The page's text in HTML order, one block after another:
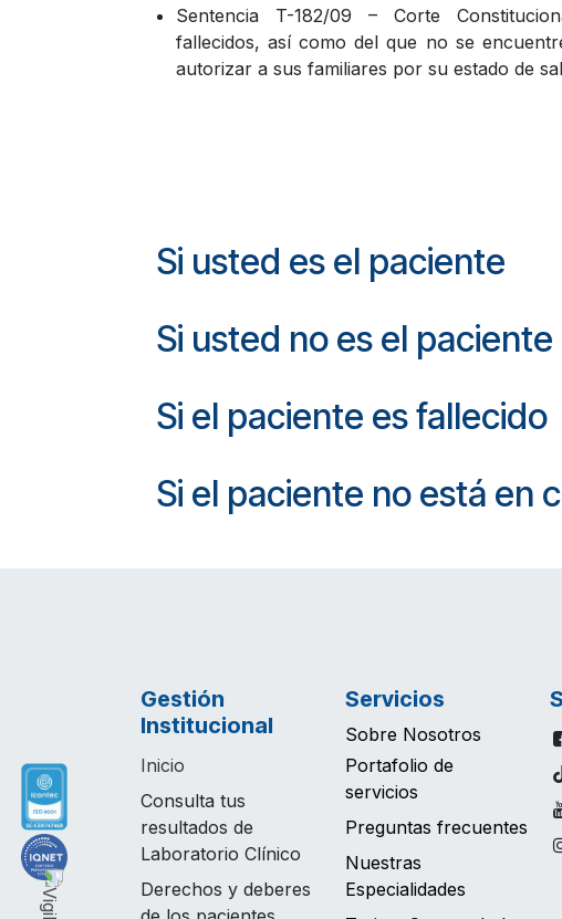
Sentencia T-182/09 – Corte
fallecidos, así como del que no se
autorizar a sus familiares por su estado de
Si usted es el paciente
Si usted no es el paciente
Si el paciente es fallecido
Si el paciente no está en
Gestión
Institucional
Inicio
Consulta tus
resultados de
Laboratorio Clínico
Derechos y deberes
Servicios
Sobre Nosotros
Portafolio de
servicios
Preguntas frecuentes
Nuestras
Especialidades